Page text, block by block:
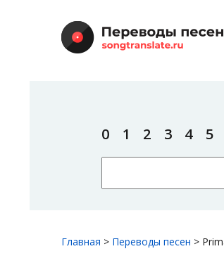
0 1 2 3 4 5
Главная > Переводы песен >